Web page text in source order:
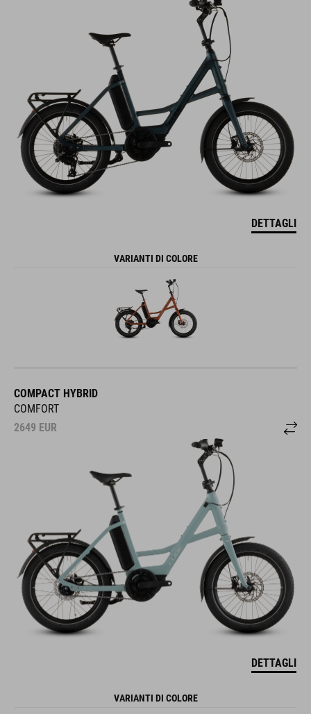
DETTAGLI
VARIANTI DI COLORE
COMPACT HYBRID
COMFORT
2649 EUR
DETTAGLI
VARIANTI DI COLORE